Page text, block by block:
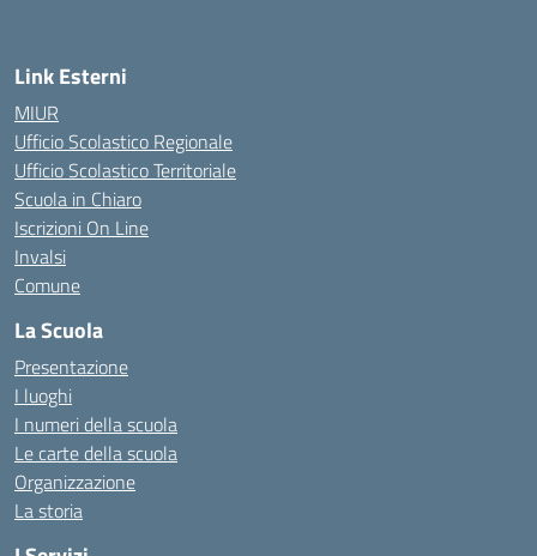
Link Esterni
MIUR
Ufficio Scolastico Regionale
Ufficio Scolastico Territoriale
Scuola in Chiaro
Iscrizioni On Line
Invalsi
Comune
La Scuola
Presentazione
I luoghi
I numeri della scuola
Le carte della scuola
Organizzazione
La storia